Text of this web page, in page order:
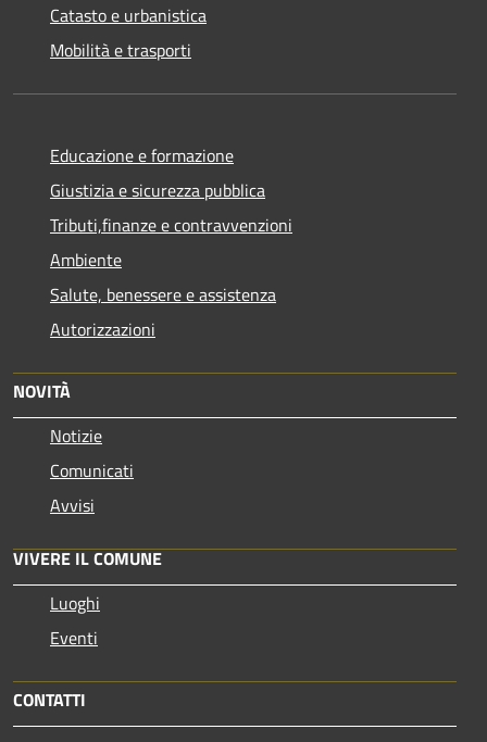
Catasto e urbanistica
Mobilità e trasporti
Educazione e formazione
Giustizia e sicurezza pubblica
Tributi,finanze e contravvenzioni
Ambiente
Salute, benessere e assistenza
Autorizzazioni
NOVITÀ
Notizie
Comunicati
Avvisi
VIVERE IL COMUNE
Luoghi
Eventi
CONTATTI